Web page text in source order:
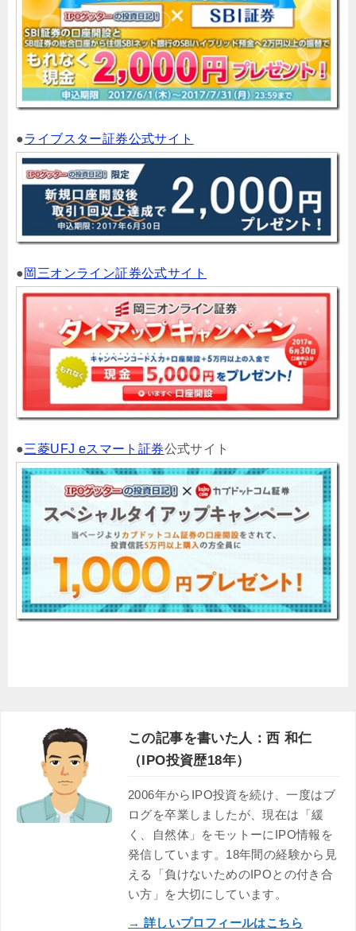
●ライブスター証券公式サイト
●岡三オンライン証券公式サイト
●三菱UFJ eスマート証券公式サイト
この記事を書いた人：西 和仁
（IPO投資歴18年）
2006年からIPO投資を続け、一度はブ
ログを卒業しましたが、現在は「緩
く、自然体」をモットーにIPO情報を
発信しています。18年間の経験から見
える「負けないためのIPOとの付き合
い方」を大切にしています。
→ 詳しいプロフィールはこちら